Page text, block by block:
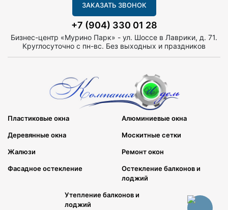
ЗАКАЗАТЬ ЗВОНОК
+7 (904) 330 01 28
Бизнес-центр «Мурино Парк» - ул. Шоссе в Лаврики, д. 71.
Круглосуточно с пн-вс. Без выходных и праздников
Пластиковые окна Алюминиевые окна
Деревянные окна Москитные сетки
Жалюзи Ремонт окон
Фасадное остекление
Остекление балконов и
лоджий
Утепление балконов и
лоджий